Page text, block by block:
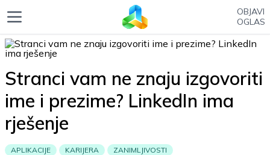
OBJAVI
OGLAS
Stranci vam ne znaju izgovoriti
ime i prezime? LinkedIn ima
rješenje
APLIKACIJE KARIJERA ZANIMLJIVOSTI